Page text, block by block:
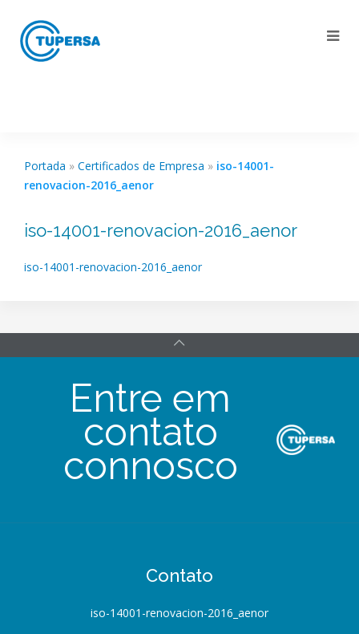
Portada » Certificados de Empresa » iso-14001-
renovacion-2016_aenor
iso-14001-renovacion-2016_aenor
iso-14001-renovacion-2016_aenor
Entre em
contato
connosco
Contato
iso-14001-renovacion-2016_aenor